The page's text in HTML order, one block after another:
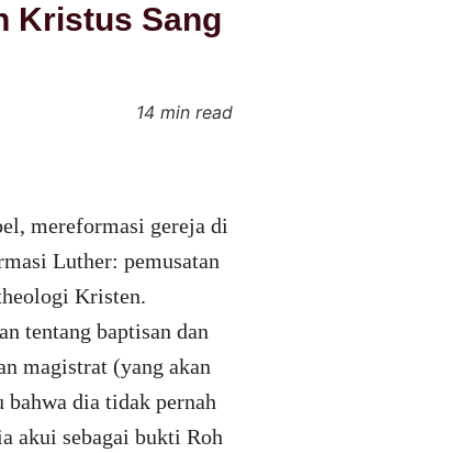
Kristus Sang
14 min read
mereformasi gereja di
Luther: pemusatan
Kristen.
tentang baptisan dan
magistrat (yang akan
dia tidak pernah
akui sebagai bukti Roh